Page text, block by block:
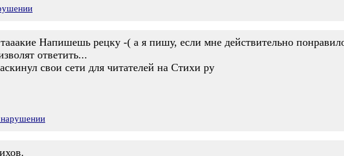
Напишешь рецку -( а я пишу, если мне действительно
ответить...
свои сети для читателей на Стихи ру
нарушении